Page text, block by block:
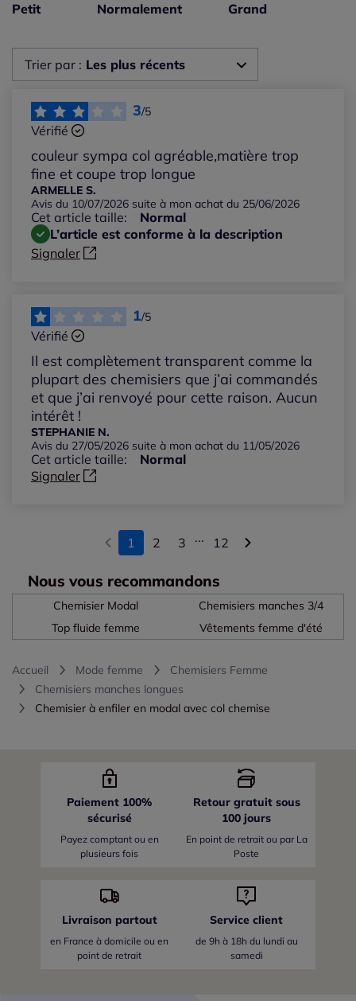
Petit Normalement Grand
Taille petit : 4%
Taille grand : 4%
Trier par : Les plus récents
Les plus récents
Les plus anciens
Notes les plus élevées
Notes les plus basses
3/5
Vérifié
couleur sympa col agréable,matière trop
fine et coupe trop longue
ARMELLE S.
Avis du 10/07/2026 suite à mon achat du 25/06/2026
Cet article taille:
Normal
L’article est conforme à la description
Signaler
1/5
Vérifié
Il est complètement transparent comme la
plupart des chemisiers que j’ai commandés
et que j’ai renvoyé pour cette raison. Aucun
intérêt !
STEPHANIE N.
Avis du 27/05/2026 suite à mon achat du 11/05/2026
Cet article taille:
Normal
Signaler
1 2 3 ... 12
Nous vous recommandons
Chemisier Modal
Chemisiers manches 3/4
Top fluide femme
Vêtements femme d'été
Accueil Mode femme
Chemisiers Femme
Chemisiers manches longues
Chemisier à enfiler en modal avec col chemise
Paiement 100%
sécurisé
Payez comptant ou en
plusieurs fois
Retour gratuit sous
100 jours
En point de retrait ou par La
Poste
Livraison partout
en France à domicile ou en
point de retrait
Service client
de 9h à 18h du lundi au
samedi